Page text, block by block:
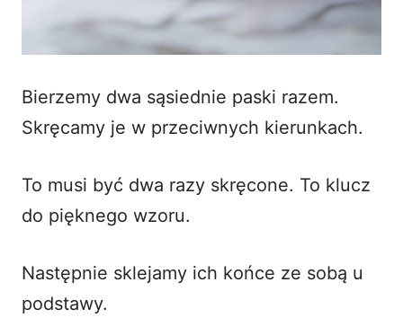
Bierzemy dwa sąsiednie paski razem.
Skręcamy je w przeciwnych kierunkach.
To musi być dwa razy skręcone. To klucz
do pięknego wzoru.
Następnie sklejamy ich końce ze sobą u
podstawy.